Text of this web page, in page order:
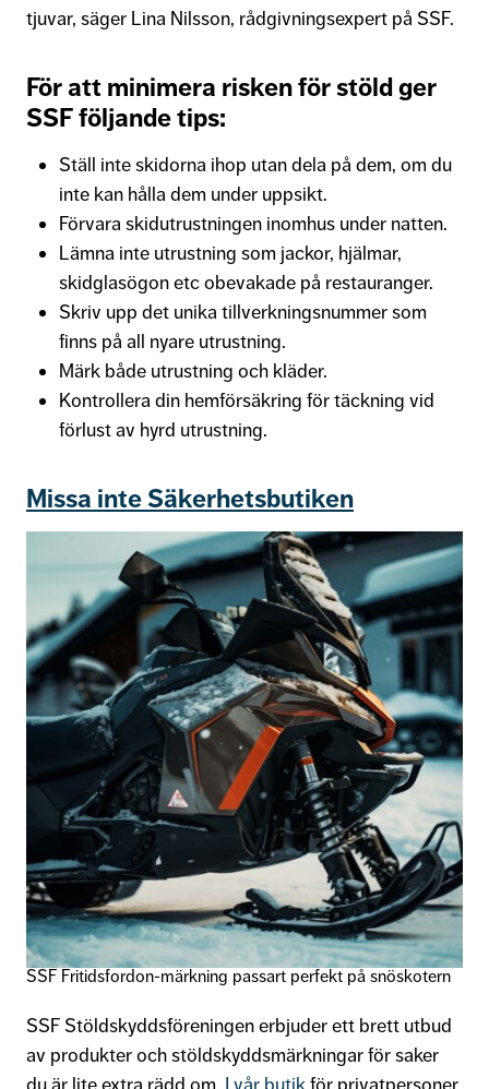
tjuvar, säger Lina Nilsson, rådgivningsexpert på SSF.
För att minimera risken för stöld ger
SSF följande tips:
Ställ inte skidorna ihop utan dela på dem, om du
inte kan hålla dem under uppsikt.
Förvara skidutrustningen inomhus under natten.
Lämna inte utrustning som jackor, hjälmar,
skidglasögon etc obevakade på restauranger.
Skriv upp det unika tillverkningsnummer som
finns på all nyare utrustning.
Märk både utrustning och kläder.
Kontrollera din hemförsäkring för täckning vid
förlust av hyrd utrustning.
Missa inte Säkerhetsbutiken
SSF Fritidsfordon-märkning passart perfekt på snöskotern
SSF Stöldskyddsföreningen erbjuder ett brett utbud
av produkter och stöldskyddsmärkningar för saker